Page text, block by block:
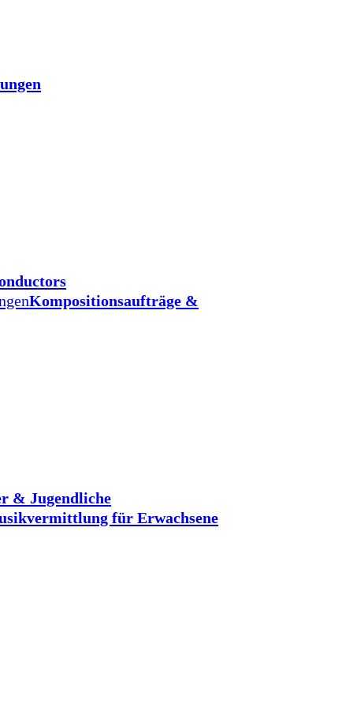
Kompositionsaufträge &
& Jugendliche
für Erwachsene